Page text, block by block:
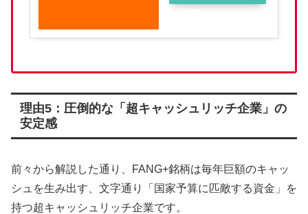
理由5：圧倒的な「超キャッシュリッチ企業」の
安定感
前々から解説した通り、FANG+銘柄は毎年巨額のキャッ
シュを生み出す、文字通り「国家予算に匹敵する資金」を
持つ超キャッシュリッチ企業です。